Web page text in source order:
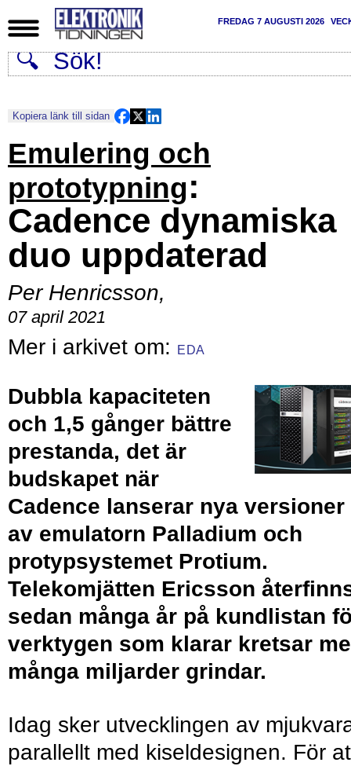
FREDAG 7 AUGUSTI 2026
Kopiera länk till sidan
Emulering och
prototypning:
Cadence dynamiska
duo uppdaterad
Per Henricsson,
07 april 2021
EDA
Dubbla kapaciteten
och 1,5 gånger bättre
prestanda, det är
budskapet när
Cadence lanserar nya versioner
av emulatorn Palladium och
protypsystemet Protium.
Telekomjätten Ericsson
sedan många år på kundlistan
verktygen som klarar kretsar
många miljarder grindar.
Idag sker utvecklingen av
parallellt med kiseldesignen. För